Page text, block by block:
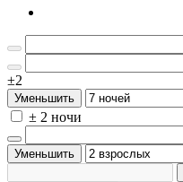
±2
Уменьшить
± 2 ночи
Уменьшить